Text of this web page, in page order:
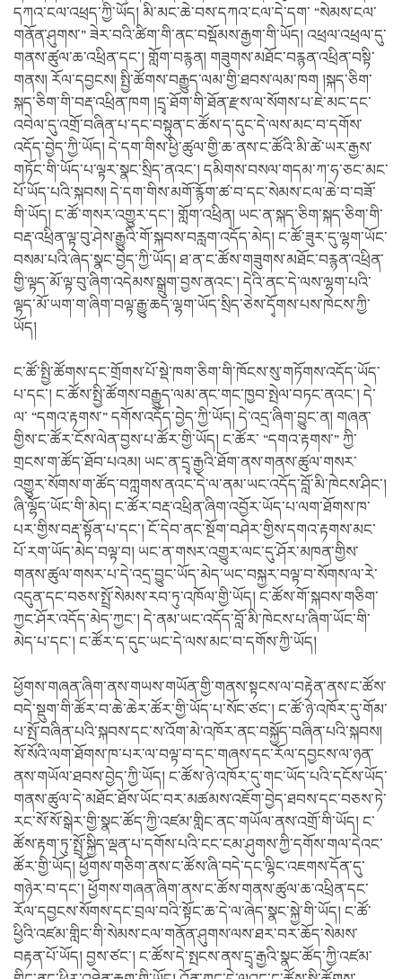
དཀའ་ངལ་འཕྲད་ཀྱི་ཡོད། མི་མང་ཆེ་བས་དཀའ་ངལ་དེ་དག་ “སེམས་ངལ་
གནོན་ཤུགས་” ཟེར་བའི་ཚིག་གི་ནང་བསྡོམས་རྒྱག་གི་ཡོད། འཕྲལ་འཕྲལ་དུ་
གནས་ཚུལ་ཆ་འཕྲིན་དང་། གློག་བརྙན། གཟུགས་མཐོང་བརྙན་འཕྲིན་བསྟི་
གནས། རོལ་དབྱངས། སྤྱི་ཚོགས་བརྒྱུད་ལམ་གྱི་ཐབས་ལམ་ཁག །སྐད་ཅིག་
སྐད་ཅིག་གི་བརྡ་འཕྲིན་ཁག །དྲྭ་ཐོག་གི་ཐོན་རྫས་ལ་སོགས་པ་ཇེ་མང་དང་
འབེལ་དུ་འགྲོ་བཞིན་པ་དང་བསྟུན་ང་ཚོས་ད་དུང་དེ་ལས་མང་བ་དགོས་
འདོད་བྱེད་ཀྱི་ཡོད། དེ་དག་གིས་ཕྱི་ཚུལ་གྱི་ཆ་ནས་ང་ཚོའི་མི་ཚེ་ཡར་རྒྱས་
གཏོང་གི་ཡོད་པ་ལྟར་སྣང་སྲིད་ནའང་། དམིགས་བསལ་གདམ་ཀ་ཧ་ཅང་མང་
པོ་ཡོད་པའི་སྐབས། དེ་དག་གིས་མགོ་རྙོག་ཚ་བ་དང་སེམས་ངལ་ཆེ་བ་བཟོ་
གི་ཡོད། ང་ཚོ་གསར་འགྱུར་དང་། གློག་འཕྲིན། ཡང་ན་སྐད་ཅིག་སྐད་ཅིག་གི་
བརྡ་འཕྲིན་ལྟ་བུ་ཤེས་རྒྱུའི་གོ་སྐབས་བརླག་འདོད་མེད། ང་ཚོ་ཟུར་དུ་ལྷག་ཡོང་
བསམ་པའི་ཞེད་སྣང་བྱེད་ཀྱི་ཡོད། ཐ་ན་ང་ཚོས་གཟུགས་མཐོང་བརྙན་འཕྲིན་
གྱི་ལྟད་མོ་ལྟ་བུ་ཞིག་འདེམས་སྒྲུག་བྱས་ནའང་། དེའི་ནང་དེ་ལས་ལྷག་པའི་
ལྟད་མོ་ཡག་ག་ཞིག་བལྟ་རྒྱུ་ཆད་ལྷག་ཡོད་སྲིད་ཅེས་དྭོགས་པས་ཁེངས་ཀྱི་
ཡོད།
ང་ཚོ་སྤྱི་ཚོགས་དང་གྲོགས་པོ་སྡེ་ཁག་ཅིག་གི་ཁོངས་སུ་གཏོགས་འདོད་ཡོད་
པ་དང་། ང་ཚོས་སྤྱི་ཚོགས་བརྒྱུད་ལམ་ནང་གང་ཁྱབ་སྤེལ་བཏང་ནའང་། དེ་
ལ་ “དགའ་རྟགས་” དགོས་འདོད་བྱེད་ཀྱི་ཡོད། དེ་འདྲ་ཞིག་བྱུང་ན། གཞན་
གྱིས་ང་ཚོར་ངོས་ལེན་བྱས་པ་ཚོར་གྱི་ཡོད། ང་ཚོར་ “དགའ་རྟགས་” ཀྱི་
གྲངས་ག་ཚོད་ཐོབ་པའམ། ཡང་ན་དྲྭ་རྒྱའི་ཐོག་ནས་གནས་ཚུལ་གསར་
འགྱུར་སོགས་ག་ཚོད་བཀླགས་ནའང་དེ་ལ་ནམ་ཡང་འདོད་བློ་མི་ཁེངས་ཤིང་།
ཞི་ལྷོད་ཡོང་གི་མེད། ང་ཚོར་བརྡ་འཕྲིན་ཞིག་འབྱོར་ཡོད་པ་ལག་ཐོགས་ཁ་
པར་གྱིས་བརྡ་སྟོན་པ་དང་། ངོ་དེབ་ནང་སྔོག་བཤེར་གྱིས་དགའ་རྟགས་མང་
པོ་རག་ཡོད་མེད་བལྟ་བ། ཡང་ན་གསར་འགྱུར་ལང་དུ་ཤོར་མཁན་གྱིས་
གནས་ཚུལ་གསར་པ་དེ་འདྲ་བྱུང་ཡོད་མེད་ཡང་བསྐྱར་བལྟ་བ་སོགས་ལ་རེ་
འདུན་དང་བཅས་སྤྲོ་སེམས་རབ་ཏུ་འཁོལ་གྱི་ཡོད། ང་ཚོས་གོ་སྐབས་གཅིག་
ཀྱང་ཤོར་འདོད་མེད་ཀྱང་། དེ་ནམ་ཡང་འདོད་བློ་མི་ཁེངས་པ་ཞིག་ཡོང་གི་
མེད་པ་དང་། ང་ཚོར་ད་དུང་ཡང་དེ་ལས་མང་བ་དགོས་ཀྱི་ཡོད།
ཕྱོགས་གཞན་ཞིག་ནས་གཡས་གཡོན་གྱི་གནས་སྟངས་ལ་བརྟེན་ནས་ང་ཚོས་
བདེ་སྡུག་གི་ཚོར་བ་ཆེ་ཆེར་ཚོར་གྱི་ཡོད་པ་སོང་ཙང་། ང་ཚོ་ཉེ་འཁོར་དུ་གོམ་
པ་སྤོ་བཞིན་པའི་སྐབས་དང་ས་འོག་མེ་འཁོར་ནང་བསྐྱོད་བཞིན་པའི་སྐབས།
སོ་སོའི་ལག་ཐོགས་ཁ་པར་ལ་བལྟ་བ་དང་གཞས་དང་རོལ་དབྱངས་ལ་ཉན་
ནས་གཡོལ་ཐབས་བྱེད་ཀྱི་ཡོད། ང་ཚོས་ཉེ་འཁོར་དུ་གང་ཡོད་པའི་དངོས་ཡོད་
གནས་ཚུལ་དེ་མཐོང་ཐོས་ཡོང་བར་མཚམས་འཇོག་བྱེད་ཐབས་དང་བཅས་ཏེ་
རང་སོ་སོ་སྒེར་གྱི་སྣང་ཚོད་ཀྱི་འཛམ་གླིང་ནང་གཡོལ་ནས་འགྲོ་གི་ཡོད། ང་
ཚོས་རྟག་ཏུ་སྤྲོ་སྐྱིད་ལྡན་པ་དགོས་པའི་ངང་ངམ་ཤུགས་ཀྱི་དགོས་གལ་དེའང་
ཚོར་གྱི་ཡོད། ཕྱོགས་གཅིག་ནས་ང་ཚོས་ཞི་བདེ་དང་ལྷིང་འཇགས་དོན་དུ་
གཉེར་བ་དང་། ཕྱོགས་གཞན་ཞིག་ནས་ང་ཚོས་གནས་ཚུལ་ཆ་འཕྲིན་དང་
རོལ་དབྱངས་སོགས་དང་བྲལ་བའི་སྟོང་ཆ་དེ་ལ་ཞེད་སྣང་སྐྱེ་གི་ཡོད། ང་ཚོ་
ཕྱིའི་འཛམ་གླིང་གི་སེམས་ངལ་གནོན་ཤུགས་ལས་ཐར་བར་ཆོད་སེམས་
བརྟན་པོ་ཡོད། བྱས་ཙང་། ང་ཚོས་དེ་སྤངས་ནས་དྲྭ་རྒྱའི་སྣང་ཚོད་ཀྱི་འཛམ་